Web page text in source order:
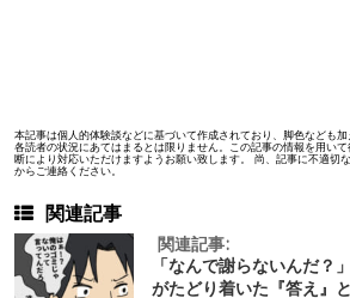
本記事は個人的体験談などに基づいて作成されており、脚色なども
各読者の状況にあてはまるとは限りません。この記事の情報を用い
断により対応いただけますようお願い致します。 尚、記事に不適切
からご連絡ください。
関連記事
関連記事:
「なんで謝らないんだ？
がたどり着いた『答え』